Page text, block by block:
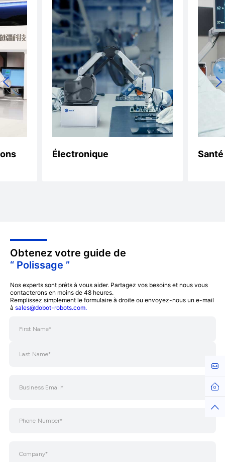
Électronique Santé
Obtenez votre guide de
“ Polissage ”
Nos experts sont prêts à vous aider. Partagez vos besoins et nous vous
contacterons en moins de 48 heures.
Remplissez simplement le formulaire à droite ou envoyez-nous un e-mail
à sales@dobot-robots.com.
Top